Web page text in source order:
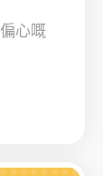
心嘅